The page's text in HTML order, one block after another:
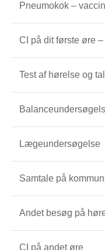
Pneumokok –
CI på dit første øre
Test af hørelse og
Lægeundersøgelse
Samtale på
Andet besøg på
CI på andet øre